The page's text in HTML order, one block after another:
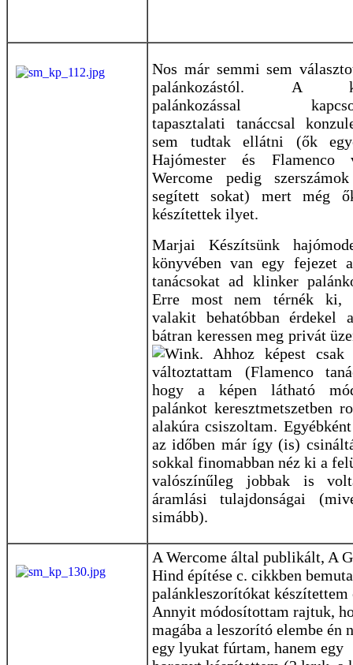
Nos már semmi sem
palánkozástól. A
palánkozással
tapasztalati tanáccsal
sem tudtak ellátni (ők
Hajómester és Flamenco
Wercome pedig
segített sokat) mert még
készítettek ilyet.
Marjai Készítsünk
könyvében van egy fejezet
tanácsokat ad klinker
Erre most nem térnék ki,
valakit behatóbban érdekel
bátran keressen meg privát
. Ahhoz képest csak
változtattam (Flamenco
hogy a képen látható
palánkot keresztmetszetben
alakúra csiszoltam.
az időben már így (is)
sokkal finomabban néz ki a
valószínűleg jobbak is
áramlási tulajdonságai
simább).
A Wercome által publikált, A
Hind építése c. cikkben
palánkleszorítókat készítettem
Annyit módosítottam rajtuk,
magába a leszorító elembe én
egy lyukat fúrtam, hanem egy